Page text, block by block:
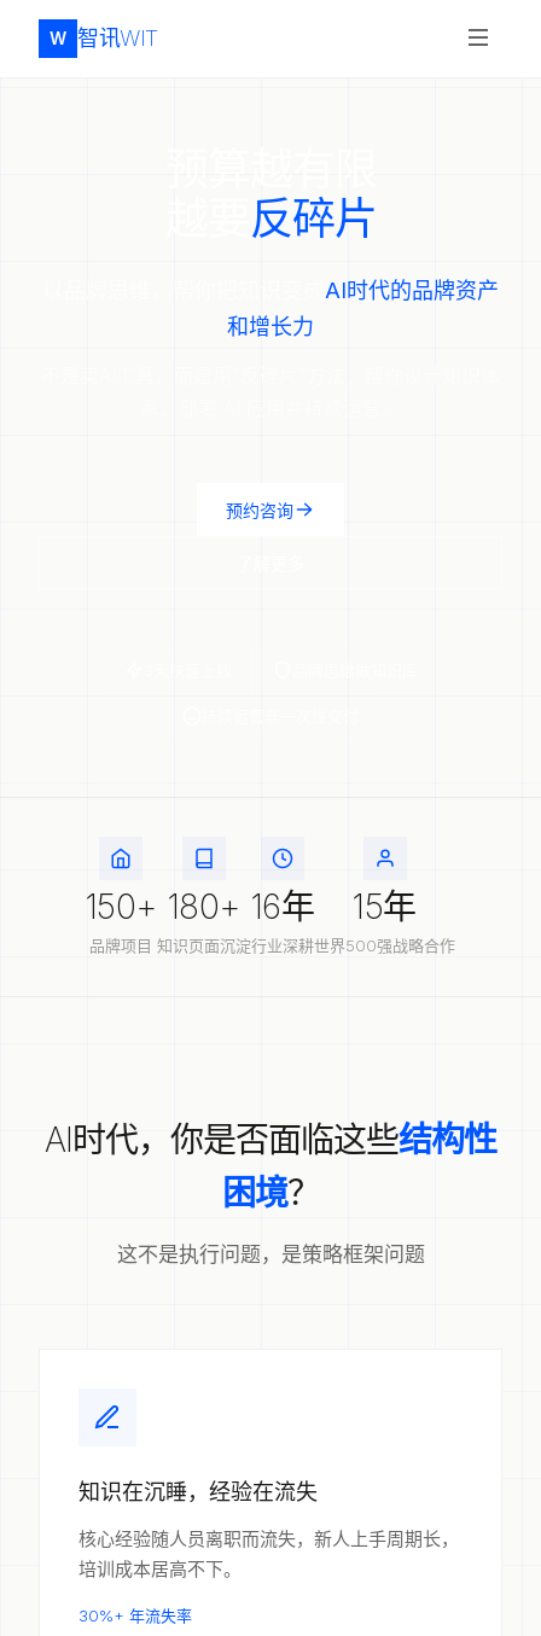
W 智讯WIT
反碎片
AI时代的品牌资产
和增长力
预约咨询
150+
品牌项目
180+
知识页面沉淀
16年
行业深耕
15年
世界500强战略合作
AI时代，你是否面临这些结构性
困境？
这不是执行问题，是策略框架问题
知识在沉睡，经验在流失
核心经验随人员离职而流失，新人上手周期长，
培训成本居高不下。
30%+ 年流失率